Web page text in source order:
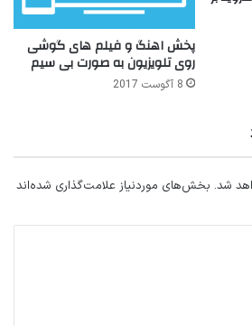
پخش اهنگ و فیلم های گوشی
روی تلویزیون به صورت بی سیم
8 آگوست 2017
شد. بخش‌های موردنیاز علامت‌گذاری شده‌اند